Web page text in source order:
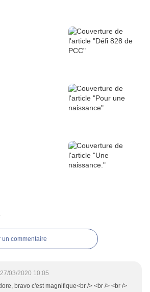
un commentaire
27/03/2020 10:05
bravo c'est magnifique<br /> <br /> <br />